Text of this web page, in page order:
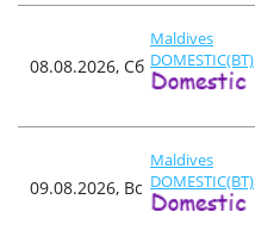
08.08.2026, Сб
Maldives
DOMESTIC(BT)
09.08.2026, Вс
Maldives
DOMESTIC(BT)